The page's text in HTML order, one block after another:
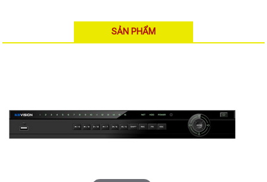
Camera IP KBVISION
Camera IP HIKVISION
Đầu ghi IP | NVR
Đầu ghi IP HIKVISION
SẢN PHẨM